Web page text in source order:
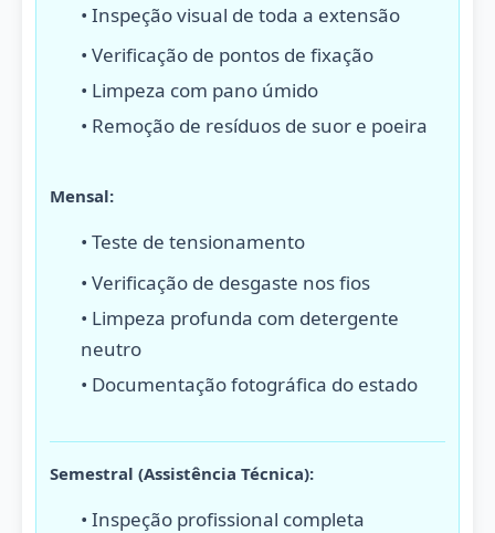
• Inspeção visual de toda a extensão
• Verificação de pontos de fixação
• Limpeza com pano úmido
• Remoção de resíduos de suor e poeira
Mensal:
• Teste de tensionamento
• Verificação de desgaste nos fios
• Limpeza profunda com detergente
neutro
• Documentação fotográfica do estado
Semestral (Assistência Técnica):
• Inspeção profissional completa